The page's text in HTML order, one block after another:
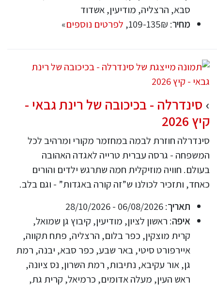
סבא, הרצליה, מודיעין, אשדוד
מחיר: 109-135₪, לפרטים נוספים»
סינדרלה - בכיכובה של רינת גבאי -
קיץ 2026
סינדרלה חוזרת לבמה במחזמר מקורי ומרהיב לכל
המשפחה - גרסה עברית טרייה לאגדה האהובה
בעולם. חוויה מוזיקלית חמה שתרגש ילדים והורים
כאחד, ותזכיר לכולנו ש”זה קורה באגדות” - וגם בלב.
תאריך: 06/08/2026 - 28/10/2026
איפה: ראשון לציון, מודיעין, קיבוץ גן שמואל,
קרית מוצקין, כפר בלום, הרצליה, פתח תקווה,
איירפורט סיטי, באר שבע, כפר סבא, יבנה, רמת
גן, אור עקיבא, נתיבות, רמת השרון, נס ציונה,
ראש העין, מעלה אדומים, כרמיאל, קרית גת,